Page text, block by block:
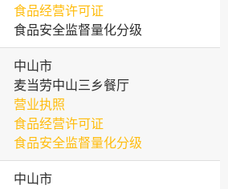
食品经营许可证
食品安全监督量化分级
中山市
麦当劳中山三乡餐厅
营业执照
食品经营许可证
食品安全监督量化分级
中山市